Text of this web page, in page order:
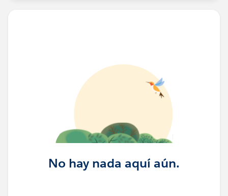
No hay nada aquí aún.